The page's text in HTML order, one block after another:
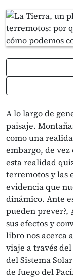
A lo largo de
paisaje.
como una
embargo, de vez
esta realidad
terremotos y las
evidencia que
dinámico. Ante
pueden prever?,
sus efectos y
libro nos acerca
viaje a través
del Sistema
de fuego del